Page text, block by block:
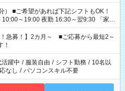
OK！
～19:00 夜勤 16:30～翌9:30 「家族
余裕を持って夕飯の準備がしたい」
ない」 など、ご希望を教えてください
勤務時間。 合計で週40時間を超える場
！急募！】2カ月～ ■ご応募から最短2～
！
躍中 / 服装自由 / シフト勤務 / 10名以
なし / パソコンスキル不要